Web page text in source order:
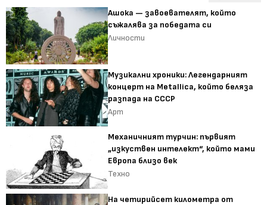
Ашока — завоевателят, който
съжалява за победата си
Личности
Музикални хроники: Легендарният
концерт на Metallica, който беляза
разпада на СССР
Арт
Механичният турчин: първият
„изкуствен интелект“, който мами
Европа близо век
Техно
На четирийсет километра от